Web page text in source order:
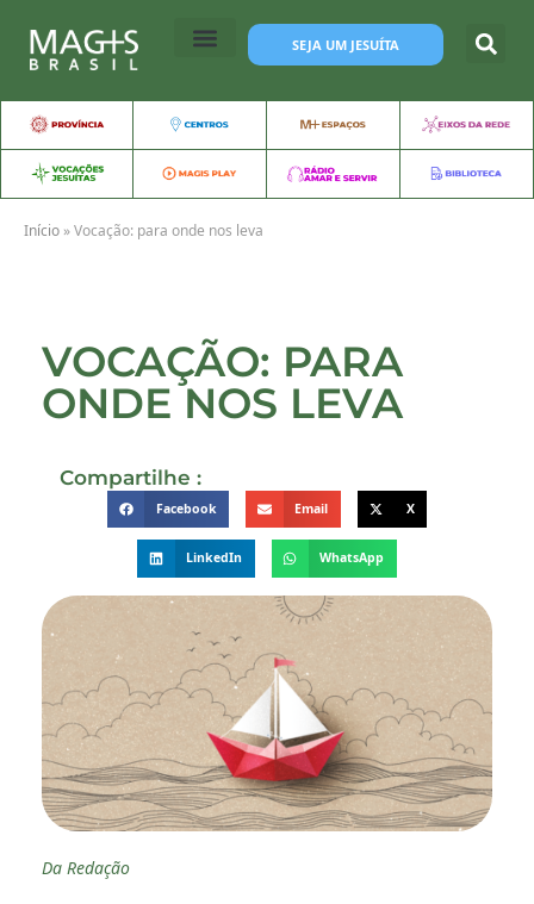
SEJA UM JESUÍTA
Início »Vocação: para onde nos leva
VOCAÇÃO: PARA
ONDE NOS LEVA
Compartilhe :
Facebook Email X
LinkedIn WhatsApp
Da Redação